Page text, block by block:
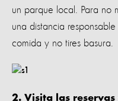
un parque local. Para no
una distancia
comida y no tires basura.
2. Visita las